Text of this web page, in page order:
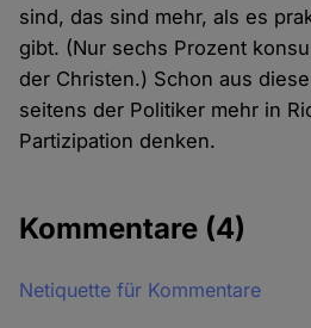
sind, das sind mehr, als es
gibt. (Nur sechs Prozent
der Christen.) Schon aus
seitens der Politiker mehr in
Partizipation denken.
Kommentare (4)
Netiquette für Kommentare